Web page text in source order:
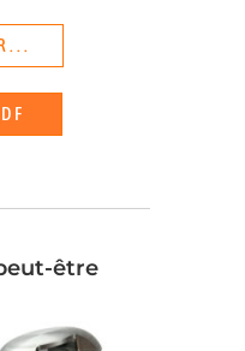
être